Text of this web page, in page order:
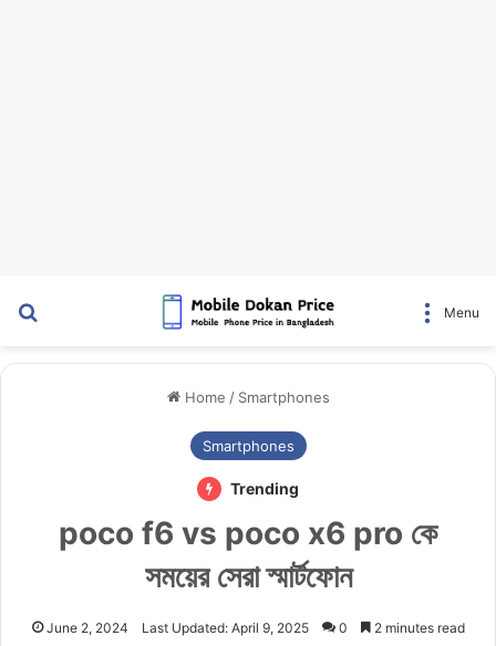
Menu
Home / Smartphones
Smartphones
Trending
poco f6 vs poco x6 pro কে
সময়ের সেরা স্মার্টফোন
June 2, 2024 Last Updated: April 9, 2025 0 2 minutes read